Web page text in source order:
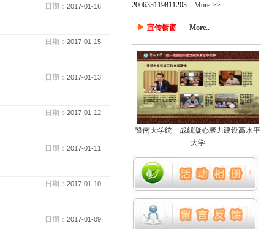
日期： 2017-01-16
日期： 2017-01-15
日期： 2017-01-13
日期： 2017-01-12
日期： 2017-01-11
日期： 2017-01-10
日期： 2017-01-09
200633119811203 More >>
宣传橱窗 More..
暨南大学统一战线凝心聚力建设高水平
大学